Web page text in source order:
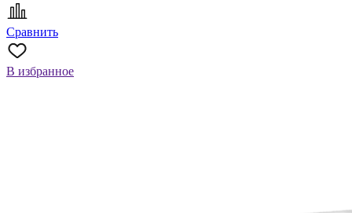
Сравнить
В избранное